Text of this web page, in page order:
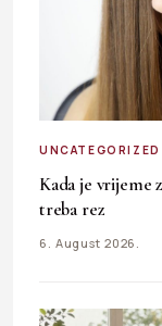
UNCATEGORIZED
Kada je vrijeme
treba rez
6. August 2026.